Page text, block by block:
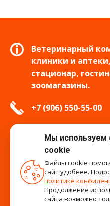
Ветеринарный
клиники и
стационар,
зоомагазины.
+7 (906) 550-55-00
info.tver@bars-
Мы используем
cookie
Файлы cookie
сайт удобнее.
политике
Продолжение
сайта возможно